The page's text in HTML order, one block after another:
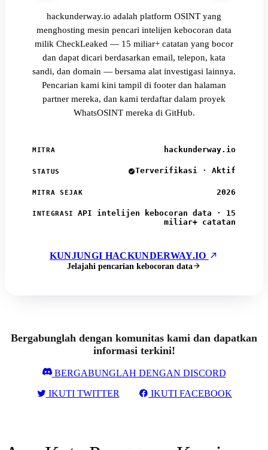
hackunderway.io adalah platform OSINT yang
menghosting mesin pencari intelijen kebocoran data
milik CheckLeaked — 15 miliar+ catatan yang bocor
dan dapat dicari berdasarkan email, telepon, kata
sandi, dan domain — bersama alat investigasi lainnya.
Pencarian kami kini tampil di footer dan halaman
partner mereka, dan kami terdaftar dalam proyek
WhatsOSINT mereka di GitHub.
MITRA hackunderway.io
STATUS Terverifikasi · Aktif
MITRA SEJAK 2026
INTEGRASI
API intelijen kebocoran data · 15
miliar+ catatan
KUNJUNGI HACKUNDERWAY.IO
Jelajahi pencarian kebocoran data
Bergabunglah dengan komunitas kami dan dapatkan
informasi terkini!
BERGABUNGLAH DENGAN DISCORD
IKUTI TWITTER
IKUTI FACEBOOK